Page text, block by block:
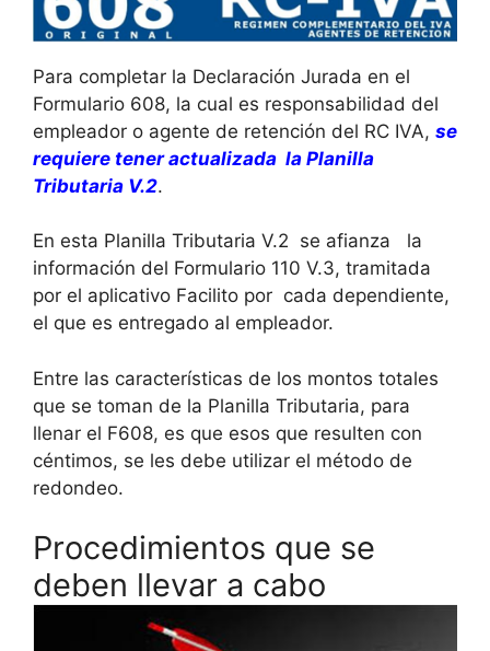
Para completar la Declaración Jurada en el
Formulario 608, la cual es responsabilidad del
empleador o agente de retención del RC IVA, se
requiere tener actualizada la Planilla
Tributaria V.2.
En esta Planilla Tributaria V.2 se afianza la
información del Formulario 110 V.3, tramitada
por el aplicativo Facilito por cada dependiente,
el que es entregado al empleador.
Entre las características de los montos totales
que se toman de la Planilla Tributaria, para
llenar el F608, es que esos que resulten con
céntimos, se les debe utilizar el método de
redondeo.
Procedimientos que se
deben llevar a cabo